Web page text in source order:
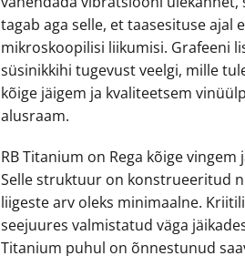
tagab aga selle, et taasesituse ajal
mikroskoopilisi liikumisi. Grafeeni
süsinikkihi tugevust veelgi, mille
kõige jäigem ja kvaliteetsem
alusraam.
RB Titanium on Rega kõige
Selle struktuur on konstrueeritud
liigeste arv oleks minimaalne.
seejuures valmistatud väga
Titanium puhul on õnnestunud